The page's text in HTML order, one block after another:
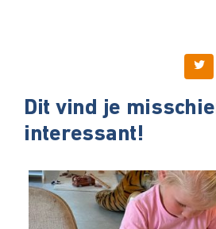
Dit vind je
interessant!